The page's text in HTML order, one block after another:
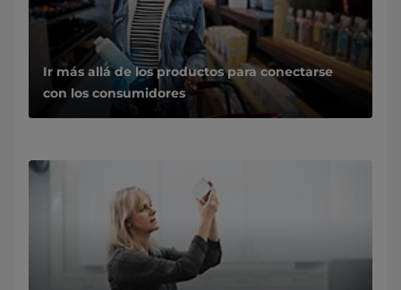
Ir más allá de los productos para conectarse
con los consumidores
La naturaleza por fin recibe lo que merece